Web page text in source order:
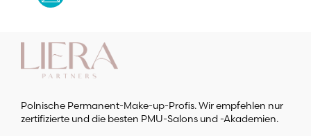
Polnische Permanent-Make-up-Profis. Wir empfehlen nur
zertifizierte und die besten PMU-Salons und -Akademien.